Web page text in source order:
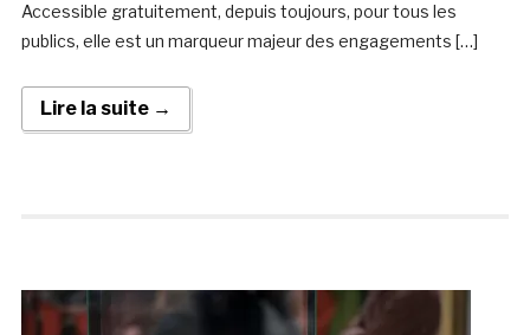
Accessible gratuitement, depuis toujours, pour tous les
publics, elle est un marqueur majeur des engagements […]
Lire la suite →